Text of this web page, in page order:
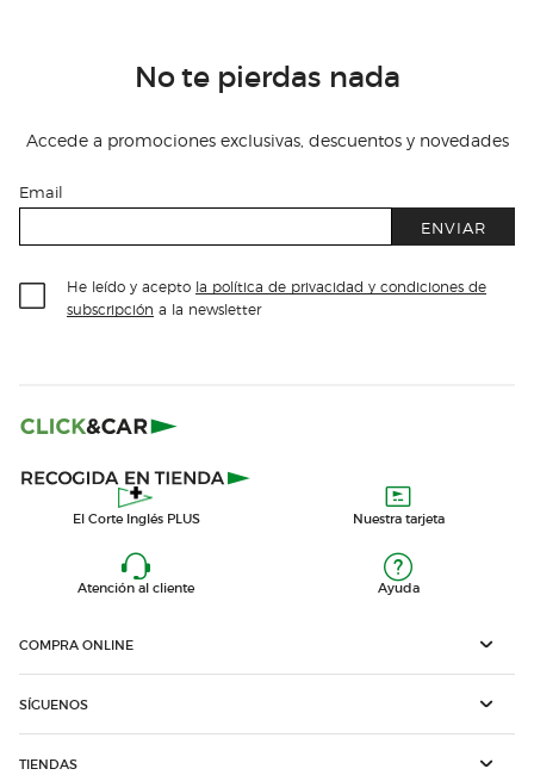
No te pierdas nada
Accede a promociones exclusivas, descuentos y novedades
Email
ENVIAR
He leído y acepto la política de privacidad y condiciones de
subscripción a la newsletter
El Corte Inglés PLUS Nuestra tarjeta
Atención al cliente Ayuda
COMPRA ONLINE
SÍGUENOS
TIENDAS